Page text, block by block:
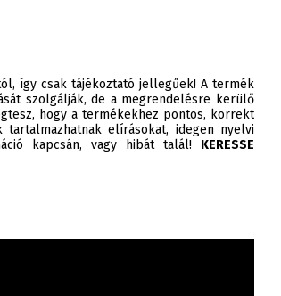
így csak tájékoztató jellegűek! A termék
szolgálják, de a megrendelésre kerülő
hogy a termékekhez pontos, korrekt
elírásokat, idegen nyelvi
kapcsán, vagy hibát talál! KERESSE